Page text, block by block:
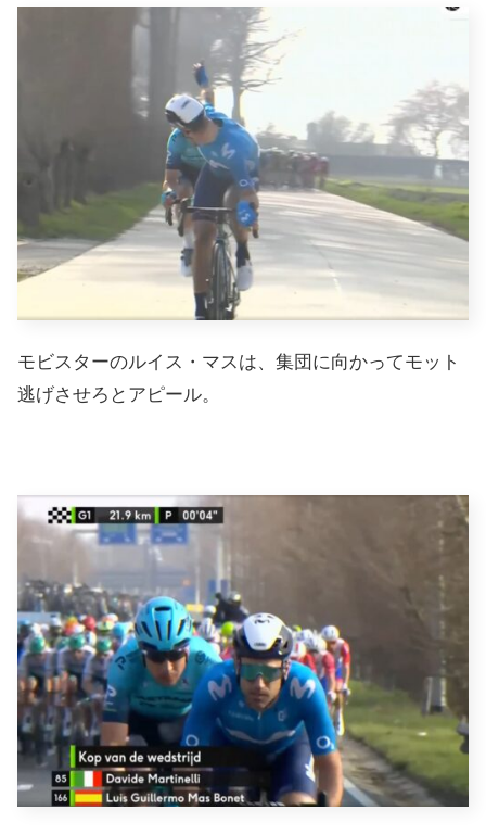
モビスターのルイス・マスは、集団に向かってモット
逃げさせろとアピール。